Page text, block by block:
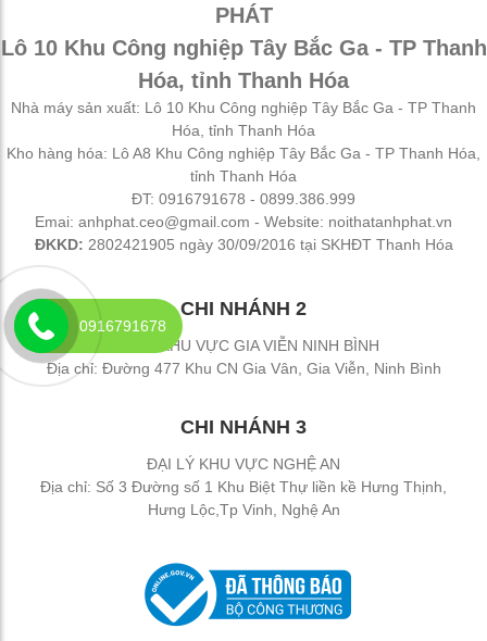
PHÁT
Lô 10 Khu Công nghiệp Tây Bắc Ga - TP Thanh
Hóa, tỉnh Thanh Hóa
Nhà máy sản xuất: Lô 10 Khu Công nghiệp Tây Bắc Ga - TP Thanh
Hóa, tỉnh Thanh Hóa
Kho hàng hóa: Lô A8 Khu Công nghiệp Tây Bắc Ga - TP Thanh Hóa,
tỉnh Thanh Hóa
ĐT: 0916791678 - 0899.386.999
Emai: anhphat.ceo@gmail.com - Website: noithatanhphat.vn
ĐKKD: 2802421905 ngày 30/09/2016 tại SKHĐT Thanh Hóa
CHI NHÁNH 2
ĐẠI LÝ KHU VỰC GIA VIỄN NINH BÌNH
Địa chỉ: Đường 477 Khu CN Gia Vân, Gia Viễn, Ninh Bình
CHI NHÁNH 3
ĐẠI LÝ KHU VỰC NGHỆ AN
Địa chỉ: Số 3 Đường số 1 Khu Biệt Thự liền kề Hưng Thịnh,
Hưng Lộc,Tp Vinh, Nghệ An
0916791678